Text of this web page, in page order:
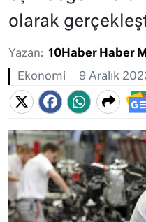
olarak
Yazan: 10Haber Haber
Ekonomi 9 Aralık